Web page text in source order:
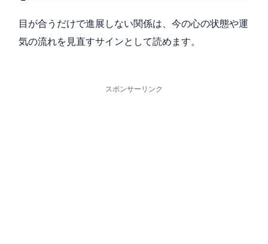
目が合うだけで進展しない関係は、今の心の状態や運
気の流れを見直すサインとして読めます。
スポンサーリンク